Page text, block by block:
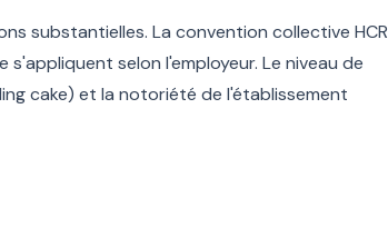
substantielles. La convention collective HCR
selon l'employeur. Le niveau de
cake) et la notoriété de l'établissement